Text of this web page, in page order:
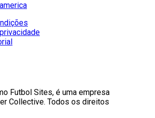
Futbol Sites, é uma empresa
Collective. Todos os direitos